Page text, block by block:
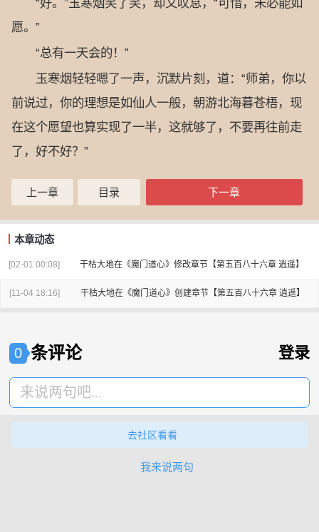
“好。”玉寒烟笑了笑，却又叹息，“可惜，未必能如
愿。”
“总有一天会的！”
玉寒烟轻轻嗯了一声，沉默片刻，道：“师弟，你以
前说过，你的理想是如仙人一般，朝游北海暮苍梧，现
在这个愿望也算实现了一半，这就够了，不要再往前走
了，好不好？”
上一章 目录 下一章
本章动态
[02-01 00:08] 干枯大地在 《魔门道心》 修改章节 【第五百八十六章 逍遥】
[11-04 18:16] 干枯大地在 《魔门道心》 创建章节 【第五百八十六章 逍遥】
0 条评论 登录
来说两句吧...
去社区看看
我来说两句